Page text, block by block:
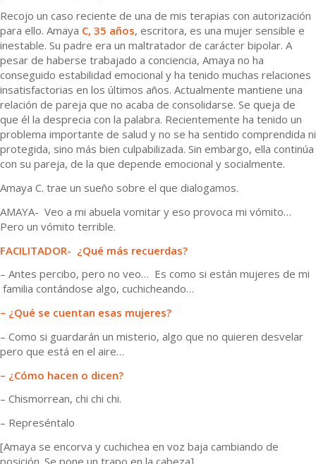
Recojo un caso reciente de una de mis terapias con autorización
para ello. Amaya C, 35 años, escritora, es una mujer sensible e
inestable. Su padre era un maltratador de carácter bipolar. A
pesar de haberse trabajado a conciencia, Amaya no ha
conseguido estabilidad emocional y ha tenido muchas relaciones
insatisfactorias en los últimos años. Actualmente mantiene una
relación de pareja que no acaba de consolidarse. Se queja de
que él la desprecia con la palabra. Recientemente ha tenido un
problema importante de salud y no se ha sentido comprendida ni
protegida, sino más bien culpabilizada. Sin embargo, ella continúa
con su pareja, de la que depende emocional y socialmente.
Amaya C. trae un sueño sobre el que dialogamos.
AMAYA- Veo a mi abuela vomitar y eso provoca mi vómito…
Pero un vómito terrible.
FACILITADOR- ¿Qué más recuerdas?
– Antes percibo, pero no veo… Es como si están mujeres de mi
familia contándose algo, cuchicheando…
– ¿Qué se cuentan esas mujeres?
– Como si guardarán un misterio, algo que no quieren desvelar
pero que está en el aire…
– ¿Cómo hacen o dicen?
– Chismorrean, chi chi chi.
– Represéntalo
[Amaya se encorva y cuchichea en voz baja cambiando de
posición. Se pone un trapo en la cabeza]